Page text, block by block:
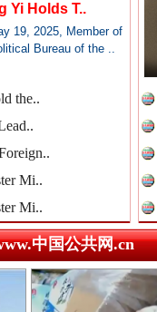
：有保险！
Yi Holds T..
19, 2025, Member of
Bureau of the ..
the..
Mi..
Mi..
中国公共网.cn